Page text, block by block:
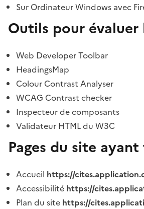
Sur Ordinateur Windows avec
Outils pour évaluer
Web Developer Toolbar
HeadingsMap
Colour Contrast Analyser
WCAG Contrast checker
Inspecteur de composants
Validateur HTML du W3C
Pages du site
Accueil https://
Accessibilité https://
Plan du site https://